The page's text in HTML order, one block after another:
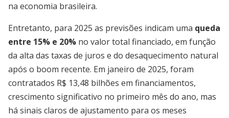
na economia brasileira.
Entretanto, para 2025 as previsões indicam uma queda
entre 15% e 20% no valor total financiado, em função
da alta das taxas de juros e do desaquecimento natural
após o boom recente. Em janeiro de 2025, foram
contratados R$ 13,48 bilhões em financiamentos,
crescimento significativo no primeiro mês do ano, mas
há sinais claros de ajustamento para os meses